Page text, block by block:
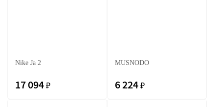
Nike Ja 2
17 094 ₽
MUSNODO
6 224 ₽